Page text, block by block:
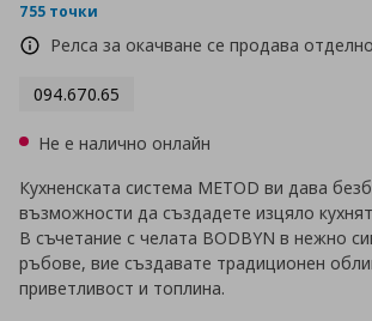
755 точки
Релса за окачване се продава
094.670.65
Не е налично онлайн
Кухненската система METOD ви дава
възможности да създадете изцяло
В съчетание с челата BODBYN в нежно
ръбове, вие създавате традиционен
приветливост и топлина.